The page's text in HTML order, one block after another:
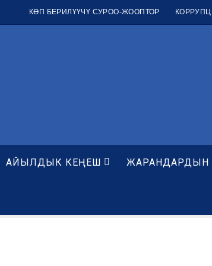
КӨП БЕРИЛҮҮЧҮ СУРОО-ЖООПТОР
АЙЫЛДЫК КЕҢЕШ ЖАРАНДАРДЫН